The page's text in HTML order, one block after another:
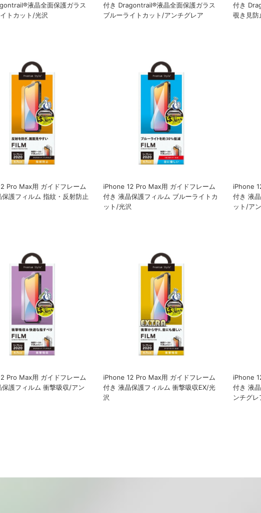
液晶全面保護ガラス
トカット/光沢
付き Dragontrail®液晶全面保護ガラス
ブルーライトカット/アンチグレア
付き
覗き見防
Pro Max用 ガイドフレーム
保護フィルム 指紋・反射防止
iPhone 12 Pro Max用 ガイドフレーム
付き 液晶保護フィルム ブルーライトカ
ット/光沢
iPhone
付き 液
ット/ア
Pro Max用 ガイドフレーム
保護フィルム 衝撃吸収/アン
iPhone 12 Pro Max用 ガイドフレーム
付き 液晶保護フィルム 衝撃吸収EX/光
沢
iPhone
付き 液
ンチグレ